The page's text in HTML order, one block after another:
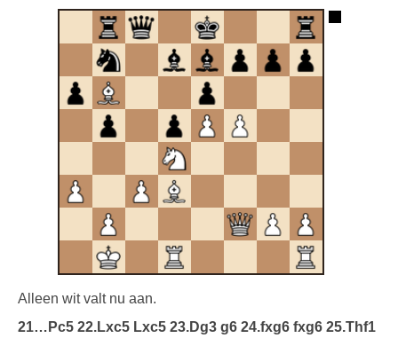
Alleen wit valt nu aan.
21…Pc5 22.Lxc5 Lxc5 23.Dg3 g6 24.fxg6 fxg6 25.Thf1